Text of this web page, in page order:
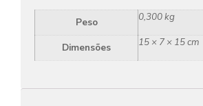
Peso 0,300 kg
Dimensões 15 × 7 × 15 cm